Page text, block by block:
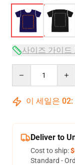
사이즈 가이드
이 세일은 02:
Deliver to
Cost to ship:
Standard -